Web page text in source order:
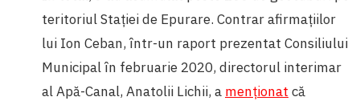
teritoriul Stației de Epurare. Contrar afirmațiilor
lui Ion Ceban, într-un raport prezentat Consiliului
Municipal în februarie 2020, directorul interimar
al Apă-Canal, Anatolii Lichii, a menționat că